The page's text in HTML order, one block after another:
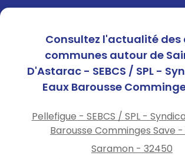
préfectoraux.
Retrouvez les arrêtés
préfectoraux et des
d’économie d’eau sur :
rubriques : eau\ressources
eau et eau\avis de
perturbation
Consultez l'actualité des
communes autour de
D'Astarac - SEBCS / SPL -
Eaux Barousse
Pellefigue - SEBCS / SPL -
Barousse Comminges Save
Saramon - 32450